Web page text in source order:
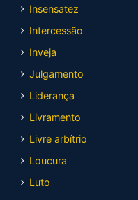
Insensatez
Intercessão
Inveja
Julgamento
Liderança
Livramento
Livre arbítrio
Loucura
Luto